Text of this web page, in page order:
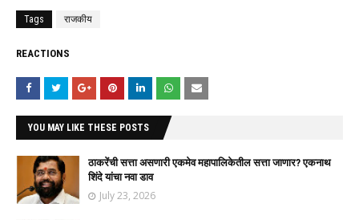
Tags राजकीय
REACTIONS
YOU MAY LIKE THESE POSTS
ठाकरेंची सत्ता असणारी एकमेव महापालिकेतील सत्ता जाणार? एकनाथ
शिंदे यांचा नवा डाव
July 23, 2026